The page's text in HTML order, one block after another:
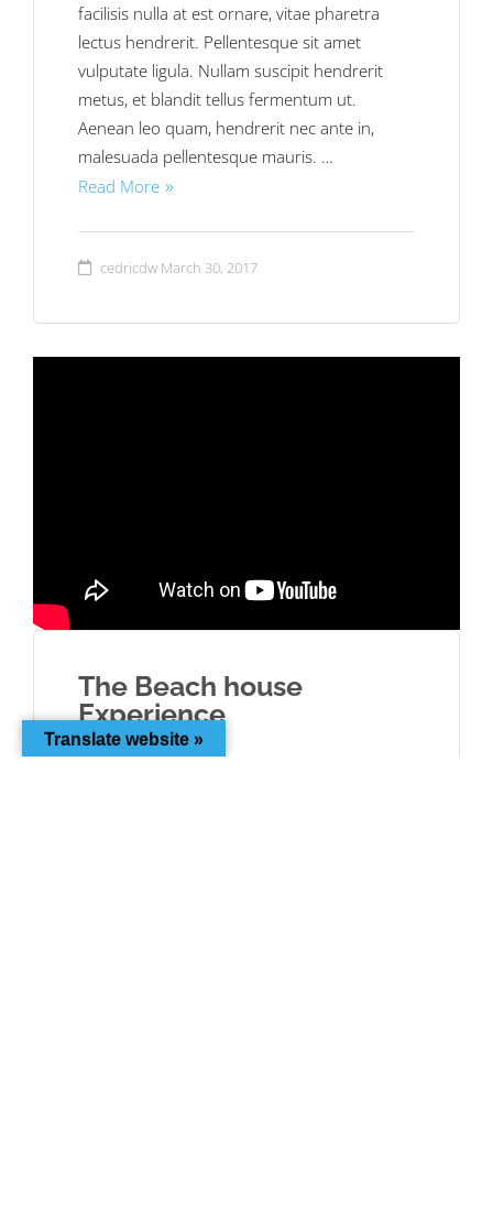
facilisis nulla at est ornare, vitae pharetra
lectus hendrerit. Pellentesque sit amet
vulputate ligula. Nullam suscipit hendrerit
metus, et blandit tellus fermentum ut.
Aenean leo quam, hendrerit nec ante in,
malesuada pellentesque mauris. …
Read More
cedricdw March 30, 2017
The Beach house
Experience
Uncategorized
Translate website »